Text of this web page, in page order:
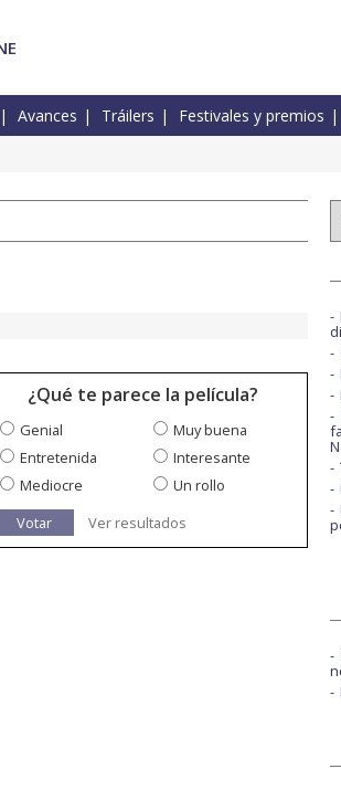
Avances Tráilers Festivales y premios
¿Qué te parece la película?
Genial
Muy buena
Entretenida
Interesante
Mediocre
Un rollo
Votar
Ver resultados